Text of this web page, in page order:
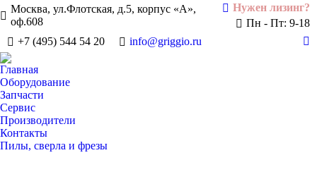
Москва, ул.Флотская, д.5, корпус «А»,
оф.608
+7 (495) 544 54 20
info@griggio.ru
Нужен лизинг?
Пн - Пт: 9-18
Главная
Оборудование
Запчасти
Сервис
Производители
Контакты
Пилы, сверла и фрезы